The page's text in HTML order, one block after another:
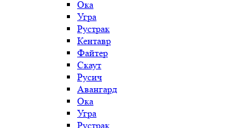
Ока
Угра
Рустрак
Кентавр
Файтер
Скаут
Русич
Авангард
Ока
Угра
Рустрак